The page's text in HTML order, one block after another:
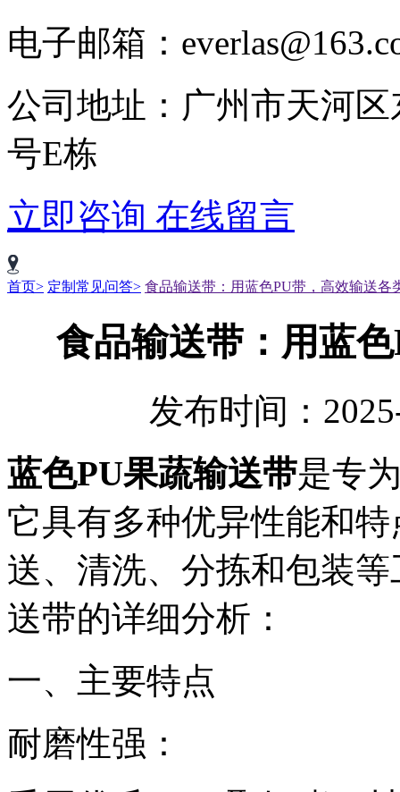
电子邮箱：
公司地址：广州市天河
号E栋
立即咨询 在线留言
首页> 定制常见问答> 食品输送带：用蓝色PU带，高效输送各
食品输送带：用蓝
发布时间：
蓝色PU果蔬输送带是专
它具有多种优异性能和
送、清洗、分拣和包装
送带的详细分析：
一、主要特点
耐磨性强：